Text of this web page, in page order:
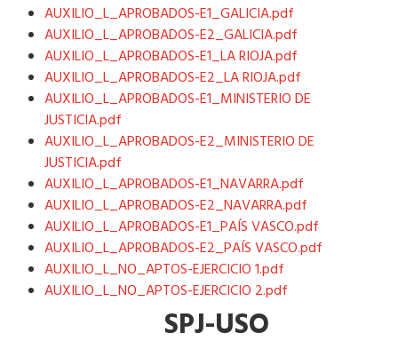
AUXILIO_L_APROBADOS-E1_GALICIA.pdf
AUXILIO_L_APROBADOS-E2_GALICIA.pdf
AUXILIO_L_APROBADOS-E1_LA RIOJA.pdf
AUXILIO_L_APROBADOS-E2_LA RIOJA.pdf
AUXILIO_L_APROBADOS-E1_MINISTERIO DE
JUSTICIA.pdf
AUXILIO_L_APROBADOS-E2_MINISTERIO DE
JUSTICIA.pdf
AUXILIO_L_APROBADOS-E1_NAVARRA.pdf
AUXILIO_L_APROBADOS-E2_NAVARRA.pdf
AUXILIO_L_APROBADOS-E1_PAÍS VASCO.pdf
AUXILIO_L_APROBADOS-E2_PAÍS VASCO.pdf
AUXILIO_L_NO_APTOS-EJERCICIO 1.pdf
AUXILIO_L_NO_APTOS-EJERCICIO 2.pdf
SPJ-USO